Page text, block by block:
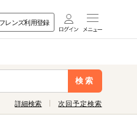
レンズ利用登録
検索
詳細検索 次回予定検索